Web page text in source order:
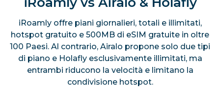
iRoamly offre piani giornalieri, totali e illimitati,
hotspot gratuito e 500MB di eSIM gratuite in oltre
100 Paesi. Al contrario, Airalo propone solo due tipi
di piano e Holafly esclusivamente illimitati, ma
entrambi riducono la velocità e limitano la
condivisione hotspot.